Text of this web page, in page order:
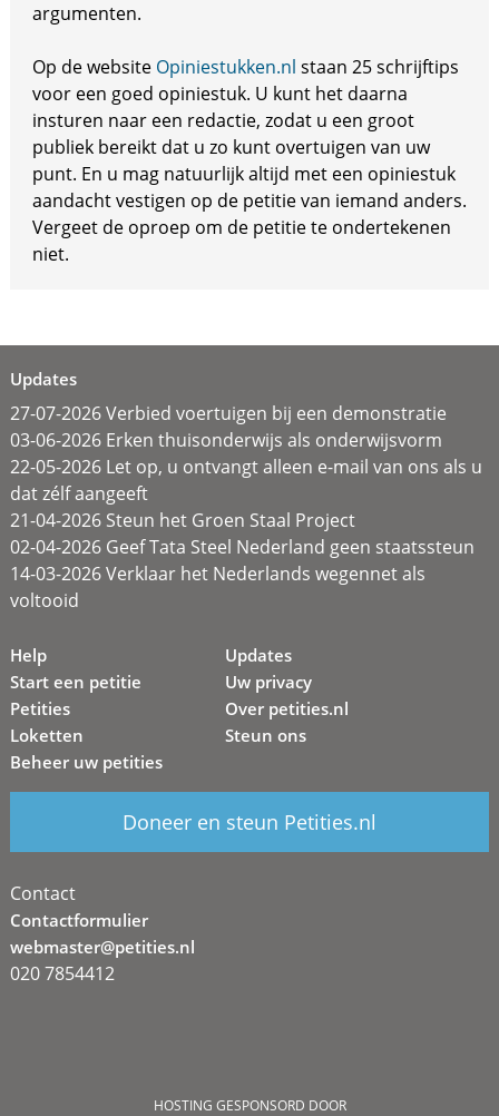
argumenten.
Op de website Opiniestukken.nl staan 25 schrijftips
voor een goed opiniestuk. U kunt het daarna
insturen naar een redactie, zodat u een groot
publiek bereikt dat u zo kunt overtuigen van uw
punt. En u mag natuurlijk altijd met een opiniestuk
aandacht vestigen op de petitie van iemand anders.
Vergeet de oproep om de petitie te ondertekenen
niet.
Updates
27-07-2026 Verbied voertuigen bij een demonstratie
03-06-2026 Erken thuisonderwijs als onderwijsvorm
22-05-2026 Let op, u ontvangt alleen e-mail van ons als u
dat zélf aangeeft
21-04-2026 Steun het Groen Staal Project
02-04-2026 Geef Tata Steel Nederland geen staatssteun
14-03-2026 Verklaar het Nederlands wegennet als
voltooid
Help
Start een petitie
Petities
Loketten
Beheer uw petities
Updates
Uw privacy
Over petities.nl
Steun ons
Doneer en steun Petities.nl
Contact
Contactformulier
webmaster@petities.nl
020 7854412
HOSTING GESPONSORD DOOR